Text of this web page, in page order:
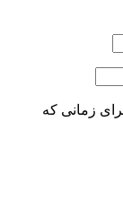
زمانی که